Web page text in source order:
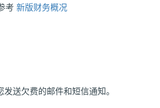
考 新版财务概况
送欠费的邮件和短信通知。